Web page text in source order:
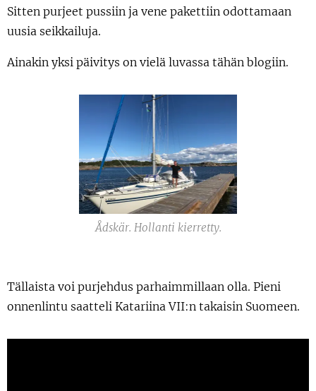
Sitten purjeet pussiin ja vene pakettiin odottamaan
uusia seikkailuja.
Ainakin yksi päivitys on vielä luvassa tähän blogiin.
Ådskär. Hollanti kierretty.
Tällaista voi purjehdus parhaimmillaan olla. Pieni
onnenlintu saatteli Katariina VII:n takaisin Suomeen.